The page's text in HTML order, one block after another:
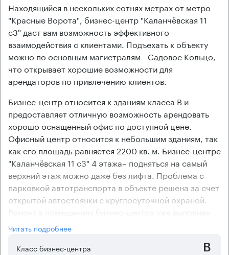
Находящийся в нескольких сотнях метрах от метро
"Красные Ворота", бизнес-центр "Каланчёвская 11
с3" даст вам возможность эффективного
взаимодействия с клиентами. Подъехать к объекту
можно по основным магистралям - Садовое Кольцо,
что открывает хорошие возможности для
арендаторов по привлечению клиентов.
Бизнес-центр относится к зданиям класса В и
предоставляет отличную возможность арендовать
хорошо оснащенный офис по доступной цене.
Офисный центр относится к небольшим зданиям, так
как его площадь равняется 2200 кв. м. Бизнес-центре
"Каланчёвская 11 с3" 4 этажа– подняться на самый
верхний этаж можно даже без лифта. Проблема с
парковкой автотранспорта в объекте решена за счет
открытой автостоянки с круглосуточной охраной.
Ремонт в помещениях бизнес-центра уже выполнен
предыдущими арендаторами. Компаниям с
небольшой численностью сотрудников в каждом
отделе коридорно-кабинетная планировка офисов в
Читать подробнее
Класс бизнес-центра
B